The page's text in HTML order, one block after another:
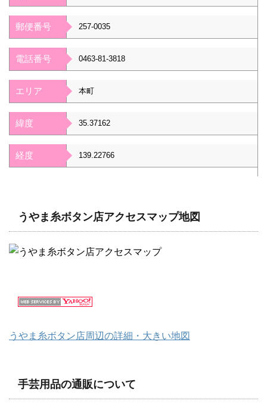
郵便番号 257-0035
電話番号 0463-81-3818
エリア 本町
緯度 35.37162
経度 139.22766
うやま糸ボタン店アクセスマップ地図
うやま糸ボタン店周辺の詳細・大きい地図
手芸用品の通販について